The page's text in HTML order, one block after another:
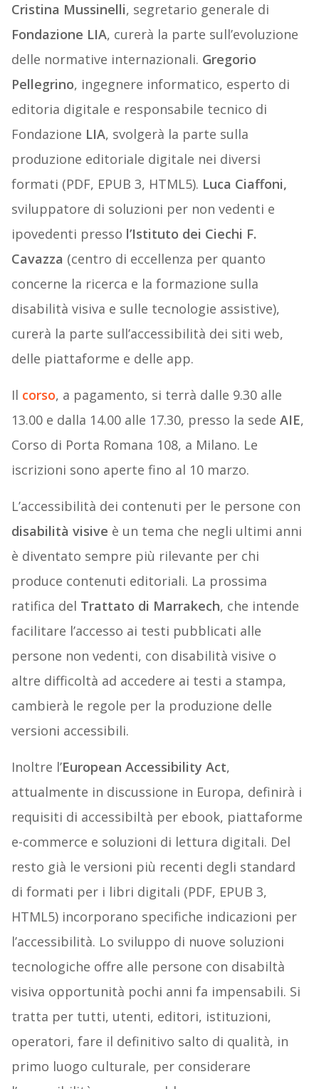
Cristina Mussinelli, segretario generale di
Fondazione LIA, curerà la parte sull’evoluzione
delle normative internazionali. Gregorio
Pellegrino, ingegnere informatico, esperto di
editoria digitale e responsabile tecnico di
Fondazione LIA, svolgerà la parte sulla
produzione editoriale digitale nei diversi
formati (PDF, EPUB 3, HTML5). Luca Ciaffoni,
sviluppatore di soluzioni per non vedenti e
ipovedenti presso l’Istituto dei Ciechi F.
Cavazza (centro di eccellenza per quanto
concerne la ricerca e la formazione sulla
disabilità visiva e sulle tecnologie assistive),
curerà la parte sull’accessibilità dei siti web,
delle piattaforme e delle app.
Il corso, a pagamento, si terrà dalle 9.30 alle
13.00 e dalla 14.00 alle 17.30, presso la sede AIE,
Corso di Porta Romana 108, a Milano. Le
iscrizioni sono aperte fino al 10 marzo.
L’accessibilità dei contenuti per le persone con
disabilità visive è un tema che negli ultimi anni
è diventato sempre più rilevante per chi
produce contenuti editoriali. La prossima
ratifica del Trattato di Marrakech, che intende
facilitare l’accesso ai testi pubblicati alle
persone non vedenti, con disabilità visive o
altre difficoltà ad accedere ai testi a stampa,
cambierà le regole per la produzione delle
versioni accessibili.
Inoltre l’European Accessibility Act,
attualmente in discussione in Europa, definirà i
requisiti di accessibiltà per ebook, piattaforme
e-commerce e soluzioni di lettura digitali. Del
resto già le versioni più recenti degli standard
di formati per i libri digitali (PDF, EPUB 3,
HTML5) incorporano specifiche indicazioni per
l’accessibilità. Lo sviluppo di nuove soluzioni
tecnologiche offre alle persone con disabiltà
visiva opportunità pochi anni fa impensabili. Si
tratta per tutti, utenti, editori, istituzioni,
operatori, fare il definitivo salto di qualità, in
primo luogo culturale, per considerare